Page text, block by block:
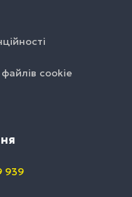
cookie
939